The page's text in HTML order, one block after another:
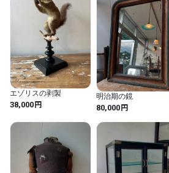
エゾリスの剥製
38,000円
明治期の鏡
80,000円